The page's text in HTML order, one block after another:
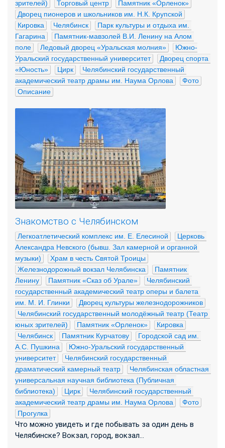
зрителей) Торговый центр
Памятник «Орленок»
Дворец пионеров и школьников им. Н.К. Крупской
Кировка
Челябинск
Парк культуры и отдыха им.
Гагарина
Памятник-мавзолей В.И. Ленину на Алом
поле
Ледовый дворец «Уральская молния»
Южно-
Уральский государственный университет
Дворец спорта
«Юность»
Цирк
Челябинский государственный
академический театр драмы им. Наума Орлова
Фото
Описание
Знакомство с Челябинском
Легкоатлетический комплекс им. Е. Елесиной
Церковь
Александра Невского (бывш. Зал камерной и органной
музыки)
Храм в честь Святой Троицы
Железнодорожный вокзал Челябинска
Памятник
Ленину
Памятник «Сказ об Урале»
Челябинский
государственный академический театр оперы и балета
им. М. И. Глинки
Дворец культуры железнодорожников
Челябинский государственный молодёжный театр (Театр
юных зрителей)
Памятник «Орленок»
Кировка
Челябинск
Памятник Курчатову
Городской сад им.
А.С. Пушкина
Южно-Уральский государственный
университет
Челябинский государственный
драматический камерный театр
Челябинская областная
универсальная научная библиотека (Публичная
библиотека)
Цирк
Челябинский государственный
академический театр драмы им. Наума Орлова
Фото
Прогулка
Что можно увидеть и где побывать за один день в
Челябинске? Вокзал, город, вокзал...